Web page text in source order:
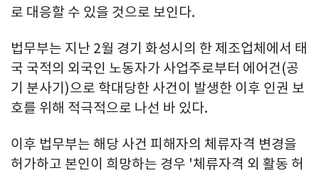
로 대응할 수 있을 것으로 보인다.
법무부는 지난 2월 경기 화성시의 한 제조업체에서 태
국 국적의 외국인 노동자가 사업주로부터 에어건(공
기 분사기)으로 학대당한 사건이 발생한 이후 인권 보
호를 위해 적극적으로 나선 바 있다.
이후 법무부는 해당 사건 피해자의 체류자격 변경을
허가하고 본인이 희망하는 경우 '체류자격 외 활동 허